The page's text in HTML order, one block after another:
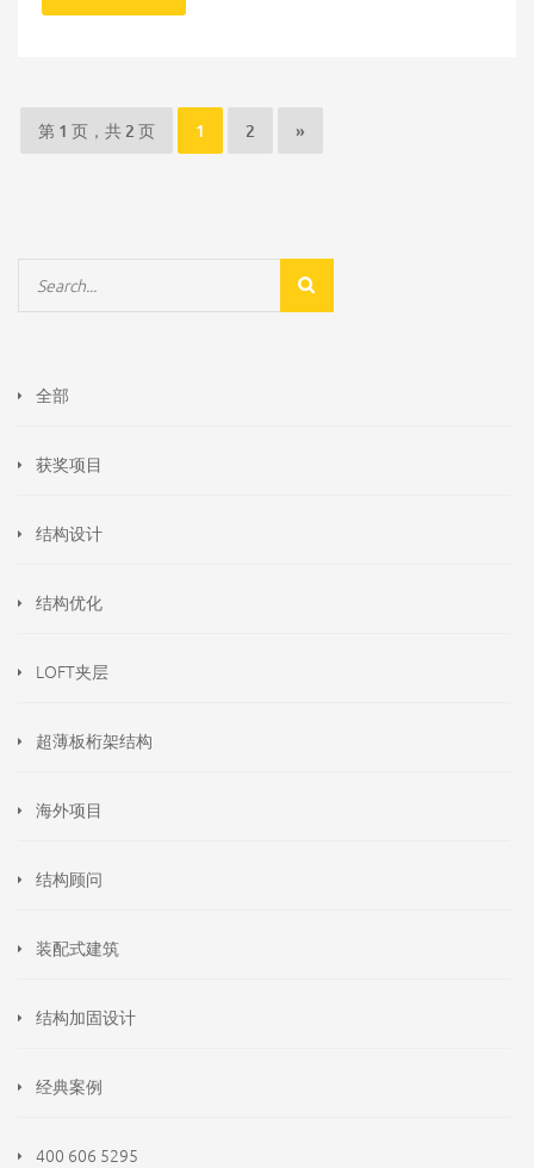
第 1 页，共 2 页 1 2 »
全部
获奖项目
结构设计
结构优化
LOFT夹层
超薄板桁架结构
海外项目
结构顾问
装配式建筑
结构加固设计
经典案例
400 606 5295